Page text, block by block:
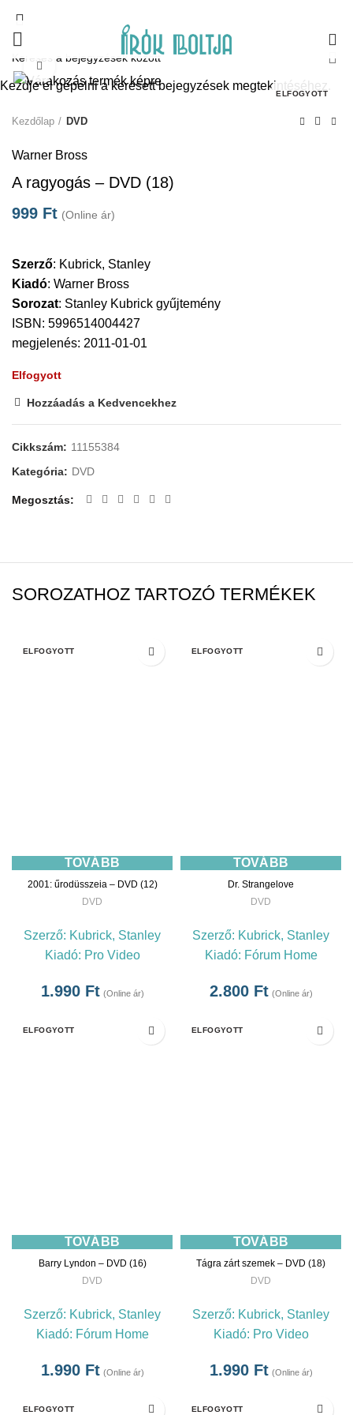
ELFOGYOTT
Click to enlarge
Kezdőlap DVD
Warner Bross
A ragyogás – DVD (18)
999 Ft (Online ár)
Szerző: Kubrick, Stanley
Kiadó: Warner Bross
Sorozat: Stanley Kubrick gyűjtemény
ISBN: 5996514004427
megjelenés: 2011-01-01
Elfogyott
Hozzáadás a Kedvencekhez
Cikkszám: 11155384
Kategória: DVD
Megosztás
SOROZATHOZ TARTOZÓ TERMÉKEK
ELFOGYOTT
TOVÁBB
2001: űrodüsszeia – DVD (12)
DVD
Szerző: Kubrick, Stanley
Kiadó: Pro Video
1.990 Ft (Online ár)
ELFOGYOTT
TOVÁBB
Dr. Strangelove
DVD
Szerző: Kubrick, Stanley
Kiadó: Fórum Home
2.800 Ft (Online ár)
ELFOGYOTT
TOVÁBB
Barry Lyndon – DVD (16)
DVD
Szerző: Kubrick, Stanley
Kiadó: Fórum Home
1.990 Ft (Online ár)
ELFOGYOTT
TOVÁBB
Tágra zárt szemek – DVD (18)
DVD
Szerző: Kubrick, Stanley
Kiadó: Pro Video
1.990 Ft (Online ár)
ELFOGYOTT ELFOGYOTT
Kezdje el gépelni a keresett bejegyzések megtekintéséhez.